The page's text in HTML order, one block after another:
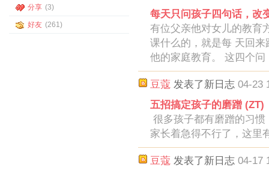
分享 (3)
好友 (261)
每天只问孩子四句话，改
有位父亲他对女儿的教育
课什么的，就是每 天回
他的家庭教育。 这四个问
豆蔻 发表了新日志 04-23
五招搞定孩子的磨蹭 (ZT)
很多孩子都有磨蹭的习
家长着急得不行了，这
豆蔻 发表了新日志 04-17